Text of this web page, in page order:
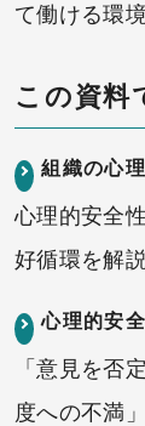
て働ける環
この資料
組織の心
心理的安全
好循環を解説
心理的安
「意見を否
度への不満